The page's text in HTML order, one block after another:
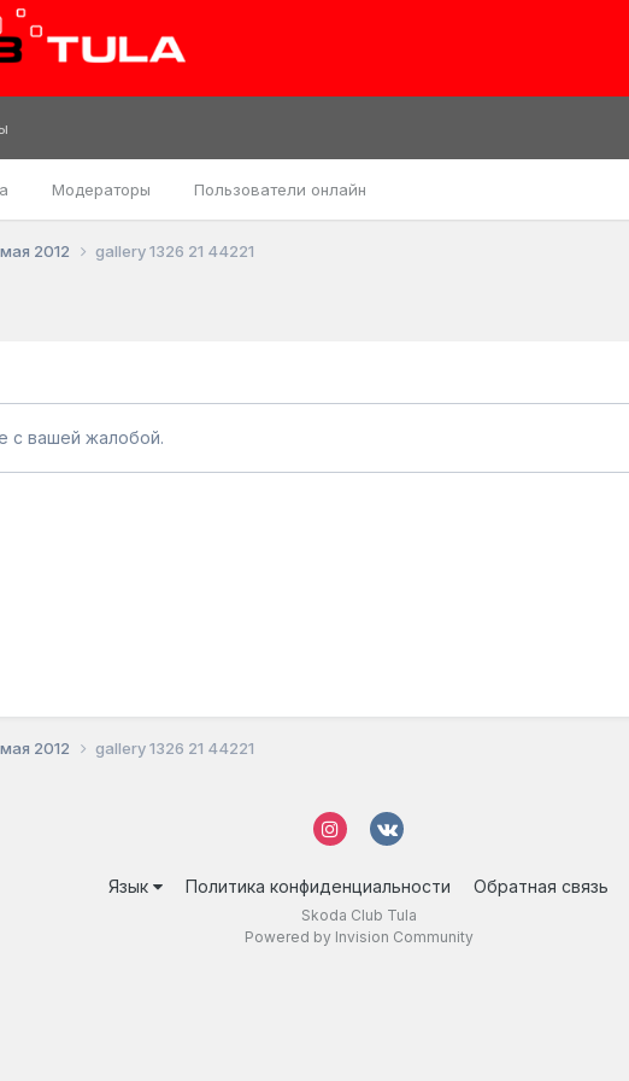
Модераторы Пользователи онлайн
2012 gallery 1326 21 44221
с вашей жалобой.
2012 gallery 1326 21 44221
Язык Политика конфиденциальности Обратная связь
Skoda Club Tula
Powered by Invision Community